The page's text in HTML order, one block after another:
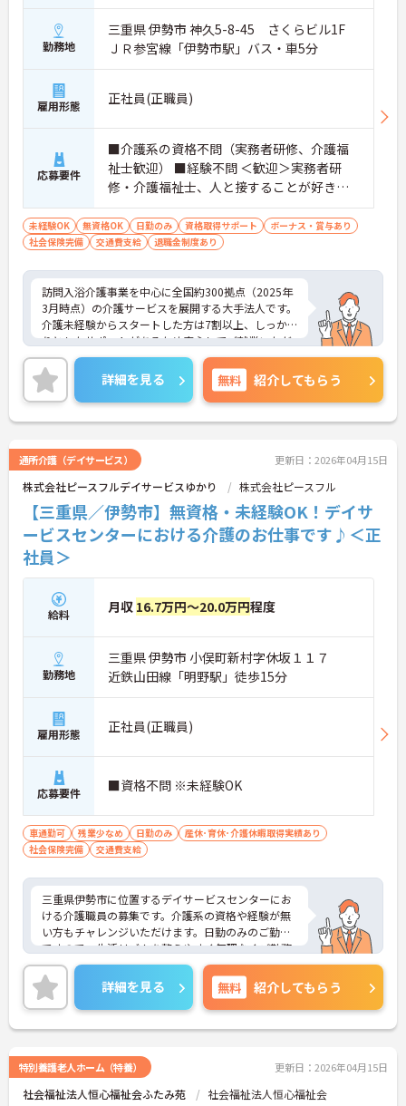
勤務地
三重県 伊勢市 神久5-8-45 さくらビル1F
ＪＲ参宮線「伊勢市駅」バス・車5分
雇用形態 正社員(正職員)
応募要件
■介護系の資格不問（実務者研修、介護福
祉士歓迎） ■経験不問 ＜歓迎＞実務者研
修・介護福祉士、人と接することが好きな
方、チームワークを重視する人
未経験OK 無資格OK 日勤のみ 資格取得サポート
ボーナス・賞与あり
社会保険完備
交通費支給 退職金制度あり
訪問入浴介護事業を中心に全国約300拠点（2025年
3月時点）の介護サービスを展開する大手法人です。
介護未経験からスタートした方は7割以上、しっか
りとしたサポートがあるため安心してご就業いただ
けます。お風呂に入れなくて困っている方に、手を
差し伸べてあげられるとてもやりがいのあるお仕事
です。ご興味ある方には、面接対策ポイントなど、
さらに詳細をお話しいたしますのでお気軽にご相談
ください！
詳細を見る 無料 紹介してもらう
通所介護（デイサービス） 更新日：2026年04月15日
株式会社ピースフルデイサービスゆかり 株式会社ピースフル
【三重県／伊勢市】無資格・未経験OK！デイサ
ービスセンターにおける介護のお仕事です♪＜正
社員＞
給料 月収 16.7万円～20.0万円程度
勤務地
三重県 伊勢市 小俣町新村字休坂１１７
近鉄山田線「明野駅」徒歩15分
雇用形態 正社員(正職員)
応募要件 ■資格不問 ※未経験OK
車通勤可 残業少なめ 日勤のみ
産休･育休･介護休暇取得実績あり
社会保険完備
交通費支給
三重県伊勢市に位置するデイサービスセンターにお
ける介護職員の募集です。介護系の資格や経験が無
い方もチャレンジいただけます。日勤のみのご勤務
ですので、生活リズムを整えやすく無理なくご勤務
いただけます♪
ご興味のある方には、面接対策ポイントなど、さら
に詳細をお話しいたしますのでお気軽にご相談くだ
さい！
詳細を見る 無料 紹介してもらう
特別養護老人ホーム（特養） 更新日：2026年04月15日
社会福祉法人恒心福祉会ふたみ苑 社会福祉法人恒心福祉会